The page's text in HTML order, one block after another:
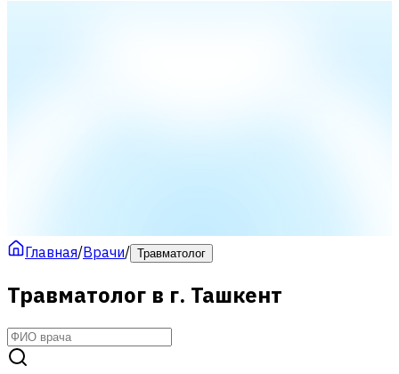
Главная/Врачи/ Травматолог
Травматолог в г. Ташкент